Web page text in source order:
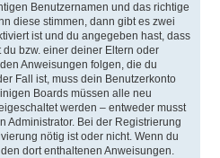
Benutzernamen und das richtige
diese stimmen, dann gibt es zwei
ist und du angegeben hast, dass
bzw. einer deiner Eltern oder
Anweisungen folgen, die du
Fall ist, muss dein Benutzerkonto
Boards müssen alle neu
werden – entweder musst
Administrator. Bei der Registrierung
nötig ist oder nicht. Wenn du
dort enthaltenen Anweisungen.